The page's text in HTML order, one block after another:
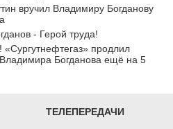
вручил Владимиру Богданову
- Герой труда!
«Сургутнефтегаз» продлил
Богданова ещё на 5
ТЕЛЕПЕРЕДАЧИ